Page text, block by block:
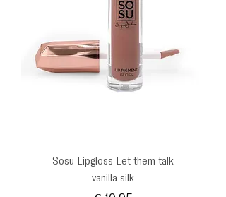
Sosu Lipgloss Let them talk
vanilla silk